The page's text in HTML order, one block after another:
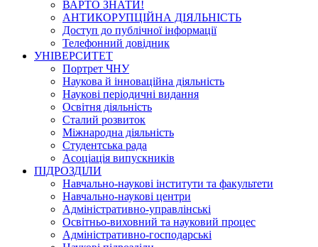
ВАРТО ЗНАТИ!
АНТИКОРУПЦІЙНА ДІЯЛЬНІСТЬ
Доступ до публічної інформації
Телефонний довідник
УНІВЕРСИТЕТ
Портрет ЧНУ
Наукова й інноваційна діяльність
Наукові періодичні видання
Освітня діяльність
Сталий розвиток
Міжнародна діяльність
Студентська рада
Асоціація випускників
ПІДРОЗДІЛИ
Навчально-наукові інститути та факультети
Навчально-наукові центри
Адміністративно-управлінські
Освітньо-виховний та науковий процес
Адміністративно-господарські